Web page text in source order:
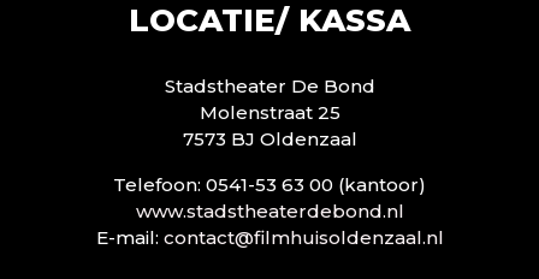
LOCATIE/ KASSA
Stadstheater De Bond
Molenstraat 25
7573 BJ Oldenzaal
Telefoon: 0541-53 63 00 (kantoor)
www.stadstheaterdebond.nl
E-mail: contact@filmhuisoldenzaal.nl